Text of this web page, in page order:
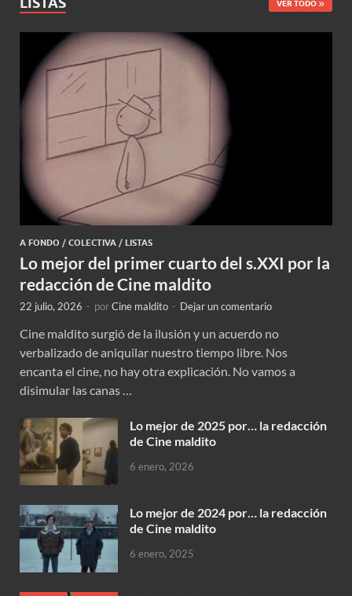
VER TODO
A FONDO / COLECTIVA / LISTAS
Lo mejor del primer cuarto del s.XXI por la
redacción de Cine maldito
22 julio, 2026 - porCine maldito - Dejar un comentario
Cine maldito surgió de la ilusión y un acuerdo no
verbalizado de aniquilar nuestro tiempo libre. Nos
encanta el cine, no hay otra explicación. No vamos a
disimular las canas …
Lo mejor de 2025 por… la redacción
de Cine maldito
6 enero, 2026
Lo mejor de 2024 por… la redacción
de Cine maldito
6 enero, 2025